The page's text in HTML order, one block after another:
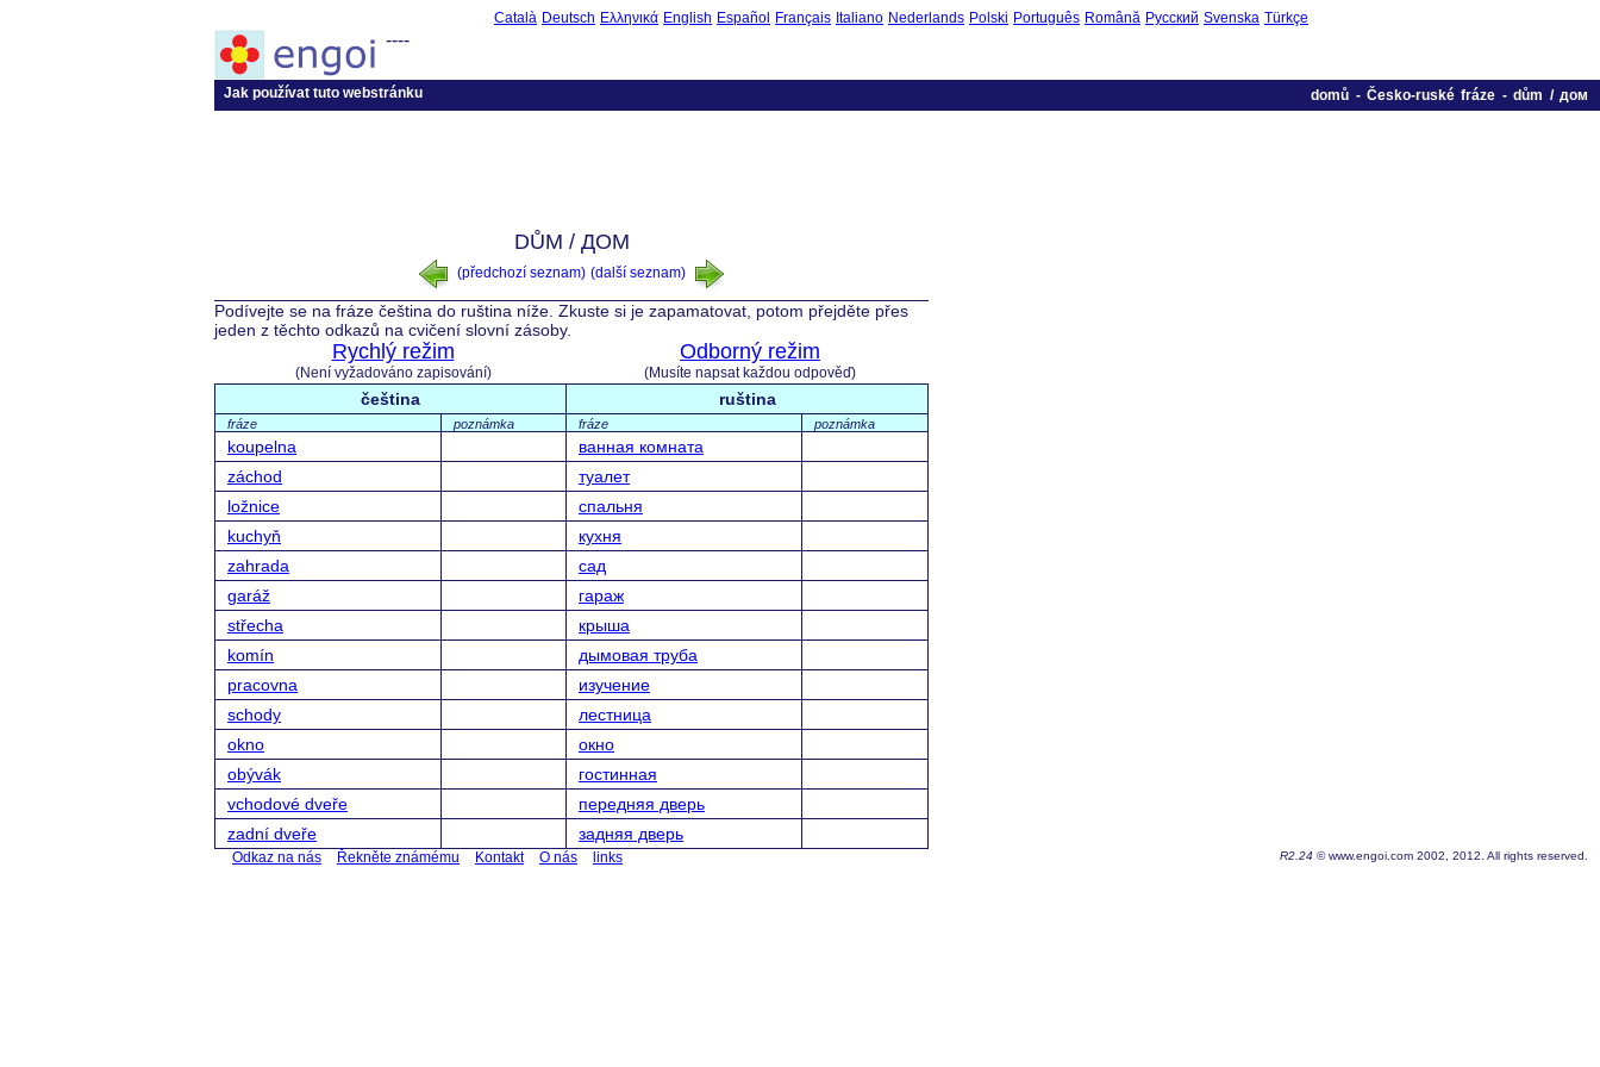
Català Deutsch Ελληνικά English Español Français Italiano Nederlands Polski Português Română Русский Svenska Türkçe
----
Jak používat tuto webstránku domů - Česko-ruské fráze -dům / дом
DŮM / ДОМ
(předchozí seznam) (další seznam)
Podívejte se na fráze čeština do ruština níže. Zkuste si je zapamatovat, potom přejděte přes
jeden z těchto odkazů na cvičení slovní zásoby.
Rychlý režim
(Není vyžadováno zapisování)
Odborný režim
(Musíte napsat každou odpověď)
čeština ruština
fráze poznámka fráze poznámka
koupelna
ванная комната
záchod
туалет
ložnice
спальня
kuchyň
кухня
zahrada
сад
garáž
гараж
střecha
крыша
komín
дымовая труба
pracovna
изучение
schody
лестница
okno
окно
obývák
гостинная
vchodové dveře
передняя дверь
zadní dveře
задняя дверь
Odkaz na nás Řekněte známému Kontakt O nás links R2.24 © www.engoi.com 2002, 2012. All rights reserved.